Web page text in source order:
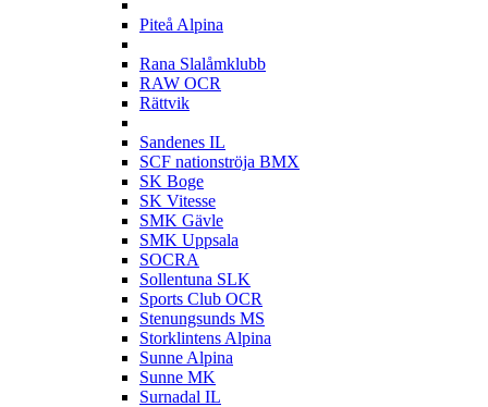
Piteå Alpina
Rana Slalåmklubb
RAW OCR
Rättvik
Sandenes IL
SCF nationströja BMX
SK Boge
SK Vitesse
SMK Gävle
SMK Uppsala
SOCRA
Sollentuna SLK
Sports Club OCR
Stenungsunds MS
Storklintens Alpina
Sunne Alpina
Sunne MK
Surnadal IL